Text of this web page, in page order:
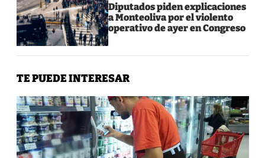
Diputados piden explicaciones
a Monteoliva por el violento
operativo de ayer en Congreso
TE PUEDE INTERESAR